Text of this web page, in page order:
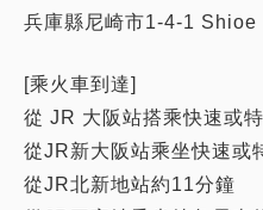
兵庫縣尼崎市1-4-1 Shioe
[乘火車到達]
從 JR 大阪站搭乘快速或
從JR新大阪站乘坐快速或
從JR北新地站約11分鐘